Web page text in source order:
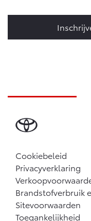
Cookiebeleid
Privacyverklaring
Brandstofverbruik
Sitevoorwaarden
Toegankelijkheid